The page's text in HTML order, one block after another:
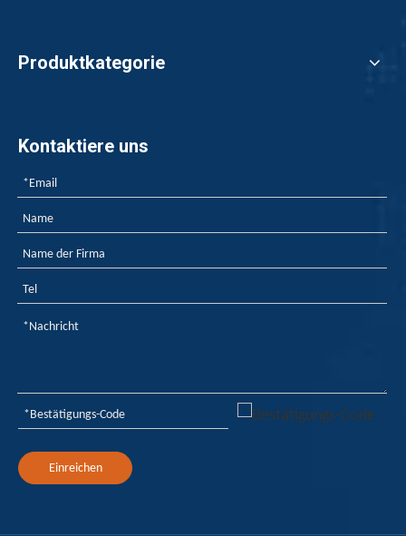
Produktkategorie
Kontaktiere uns
Einreichen